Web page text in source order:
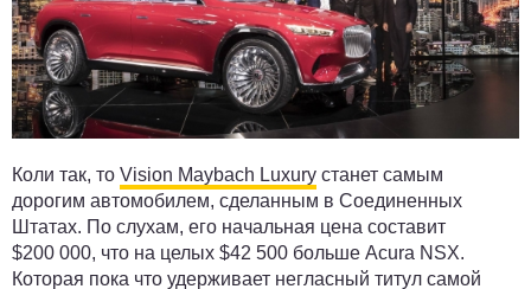
Коли так, то Vision Maybach Luxury станет самым
дорогим автомобилем, сделанным в Соединенных
Штатах. По слухам, его начальная цена составит
$200 000, что на целых $42 500 больше Acura NSX.
Которая пока что удерживает негласный титул самой